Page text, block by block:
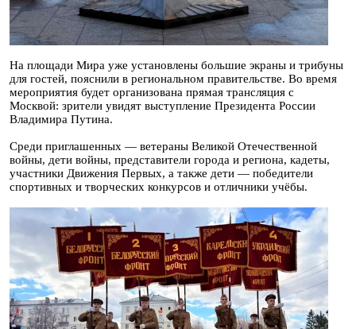
На площади Мира уже установлены большие экраны и трибуны
для гостей, пояснили в региональном правительстве. Во время
мероприятия будет организована прямая трансляция с
Москвой: зрители увидят выступление Президента России
Владимира Путина.
Среди приглашенных — ветераны Великой Отечественной
войны, дети войны, представители города и региона, кадеты,
участники Движения Первых, а также дети — победители
спортивных и творческих конкурсов и отличники учёбы.